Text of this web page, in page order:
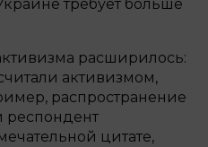
требует больше
расширилось:
активизмом,
распространение
цитате,